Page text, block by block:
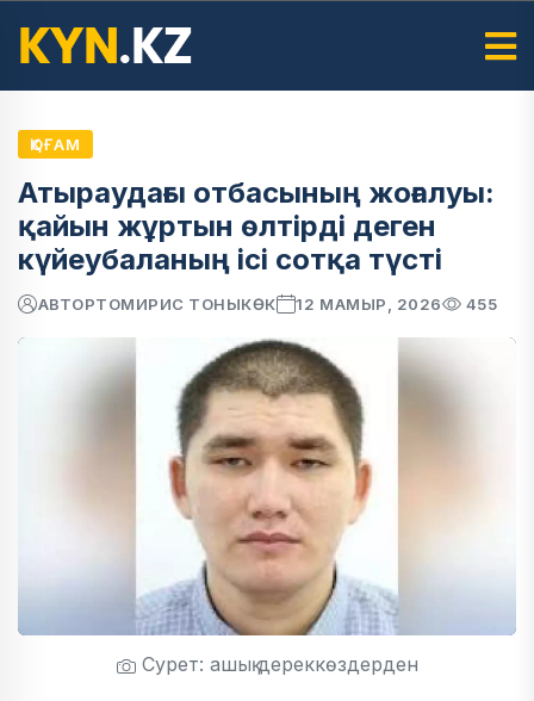
ҚОҒАМ
Атыраудағы отбасының жоғалуы:
қайын жұртын өлтірді деген
күйеубаланың ісі сотқа түсті
АВТОРТОМИРИС ТОНЫКӨК 12 МАМЫР, 2026 455
Сурет: ашық дереккөздерден